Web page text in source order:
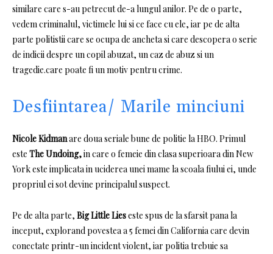
similare care s-au petrecut de-a lungul anilor. Pe de o parte,
vedem criminalul, victimele lui si ce face cu ele, iar pe de alta
parte politistii care se ocupa de ancheta si care descopera o serie
de indicii despre un copil abuzat, un caz de abuz si un
tragedie.care poate fi un motiv pentru crime.
Desfiintarea/ Marile minciuni
Nicole Kidmanare doua seriale bune de politie la HBO. Primul
este The Undoing,in care o femeie din clasa superioara din New
York este implicata in uciderea unei mame la scoala fiului ei, unde
propriul ei sot devine principalul suspect.
Pe de alta parte, Big Little Lieseste spus de la sfarsit pana la
inceput, explorand povestea a 5 femei din California care devin
conectate printr-un incident violent, iar politia trebuie sa